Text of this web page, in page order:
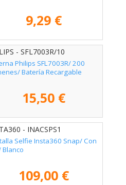
9,29 €
- SFL7003R/10
Philips SFL7003R/ 200
Batería Recargable
15,50 €
- INACSPS1
Selfie Insta360 Snap/ Con
Blanco
109,00 €